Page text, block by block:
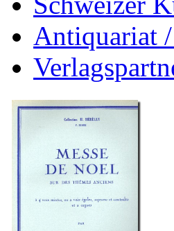
Antiquariat